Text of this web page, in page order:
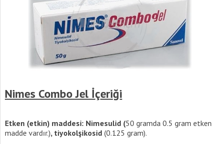
Nimes Combo Jel İçeriği
Etken (etkin) maddesi: Nimesulid (50 gramda 0.5 gram etken
madde vardır.), tiyokolşikosid (0.125 gram).